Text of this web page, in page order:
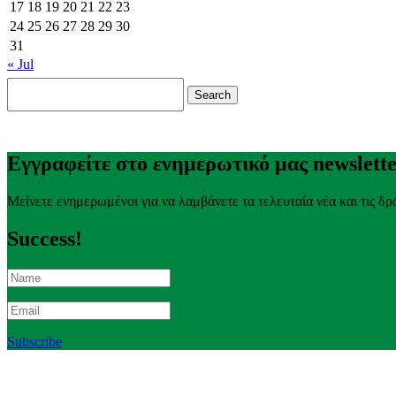
17 18 19 20 21 22 23
24 25 26 27 28 29 30
31
« Jul
Εγγραφείτε στο ενημερωτικό μας
Μείνετε ενημερωμένοι για να λαμβάνετε τα τελευταία νέα και τις
Success!
Subscribe